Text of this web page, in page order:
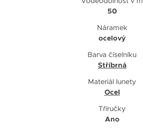
50
Náramek
ocelový
Barva číselníku
Stříbrná
Materiál lunety
Ocel
Tříručky
Ano